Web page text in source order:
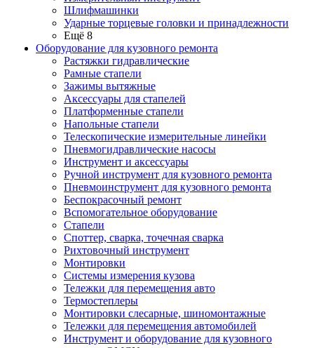
Шлифмашинки
Ударные торцевые головки и принадлежности
Ещё 8
Оборудование для кузовного ремонта
Растяжки гидравлические
Рамные стапели
Зажимы вытяжные
Аксессуары для стапелей
Платформенные стапели
Напольные стапели
Телескопические измерительные линейки
Пневмогидравлические насосы
Инструмент и аксессуары
Ручной инструмент для кузовного ремонта
Пневмоинструмент для кузовного ремонта
Беспокрасочный ремонт
Вспомогательное оборудование
Стапели
Споттер, сварка, точечная сварка
Рихтовочный инструмент
Монтировки
Системы измерения кузова
Тележки для перемещения авто
Термостеплеры
Монтировки слесарные, шиномонтажные
Тележки для перемещения автомобилей
Инструмент и оборудование для кузовного